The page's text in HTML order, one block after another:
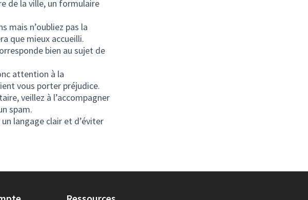
de la ville, un formulaire
mais n’oubliez pas la
que mieux accueilli.
bien au sujet de
attention à la
vous porter préjudice.
veillez à l’accompagner
spam.
langage clair et d’éviter